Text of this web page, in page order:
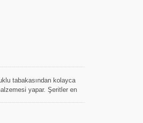
tabakasından kolayca
yapar. Şeritler en